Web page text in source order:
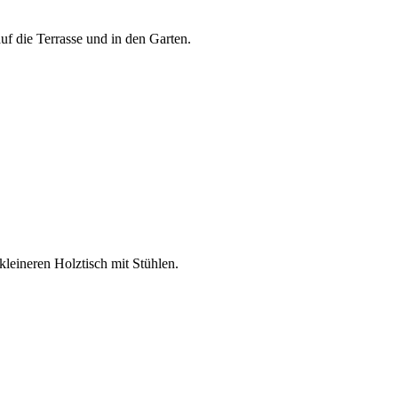
die Terrasse und in den Garten.
Holztisch mit Stühlen.